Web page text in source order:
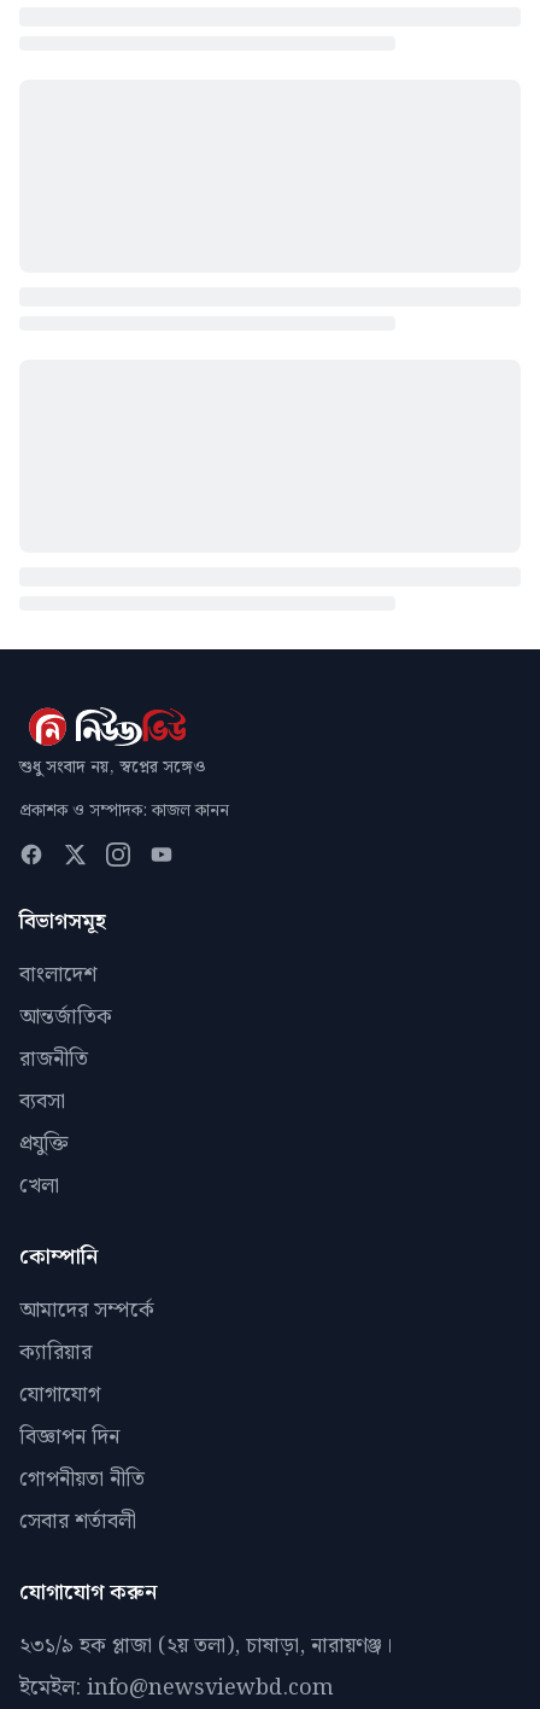
শুধু সংবাদ নয়, স্বপ্নের সঙ্গেও
প্রকাশক ও সম্পাদক: কাজল কানন
বিভাগসমূহ
বাংলাদেশ
আন্তর্জাতিক
রাজনীতি
ব্যবসা
প্রযুক্তি
খেলা
কোম্পানি
আমাদের সম্পর্কে
ক্যারিয়ার
যোগাযোগ
বিজ্ঞাপন দিন
গোপনীয়তা নীতি
সেবার শর্তাবলী
যোগাযোগ করুন
২৩১/৯ হক প্লাজা (২য় তলা), চাষাড়া, নারায়ণঞ্জ।
ইমেইল: info@newsviewbd.com